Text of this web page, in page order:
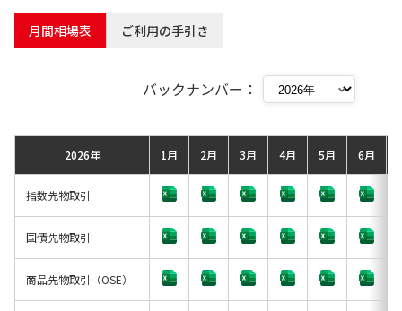
月間相場表 ご利用の手引き
バックナンバー：
2026年 1月 2月 3月 4月 5月 6月
指数先物取引
国債先物取引
商品先物取引（OSE）